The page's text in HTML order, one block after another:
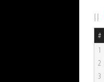
#
1
2
3